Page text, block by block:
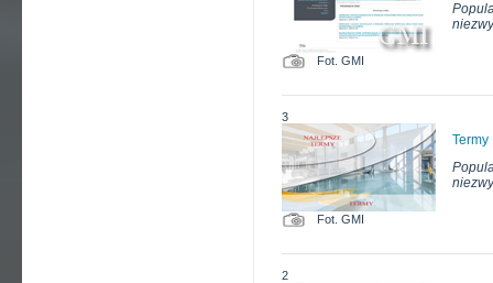
Fot. GMI
3
Termy
Fot. GMI
2